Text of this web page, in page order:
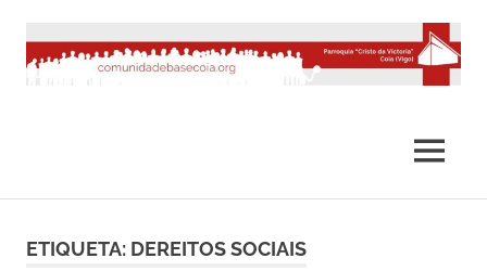
contenido
MENÚ
ETIQUETA: DEREITOS SOCIAIS